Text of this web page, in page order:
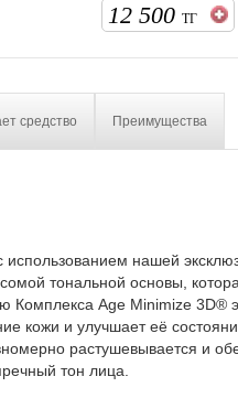
12 500ТГ
средство Преимущества
нашей
тональной основы,
Age Minimize 3D®
кожи и улучшает её
растушевывается и
тон лица.